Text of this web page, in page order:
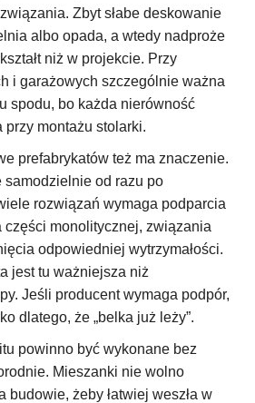
Zbyt słabe deskowanie
albo opada, a wtedy nadproże
niż w projekcie. Przy
i garażowych szczególnie ważna
spodu, bo każda nierówność
montażu stolarki.
prefabrykatów też ma znaczenie.
od razu po
rozwiązań wymaga podparcia
monolitycznej, związania
odpowiedniej wytrzymałości.
jest tu ważniejsza niż
Jeśli producent wymaga podpór,
dlatego, że „belka już leży”.
powinno być wykonane bez
Mieszanki nie wolno
budowie, żeby łatwiej weszła w